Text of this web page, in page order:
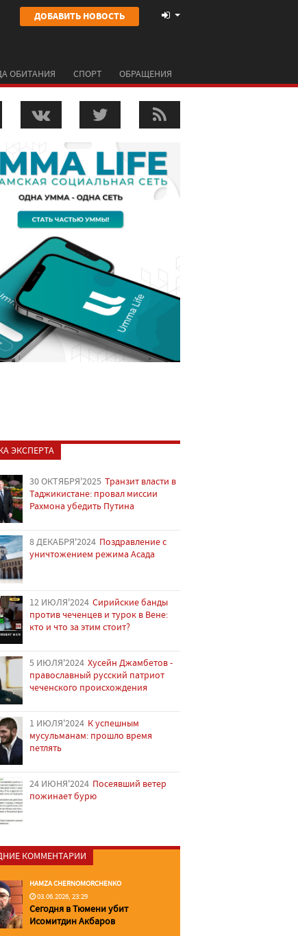
ДОБАВИТЬ НОВОСТЬ
ОБИТАНИЯ СПОРТ ОБРАЩЕНИЯ
ЭКСПЕРТА
30 ОКТЯБРЯ'2025 Транзит власти в
Таджикистане: провал миссии
Рахмона убедить Путина
8 ДЕКАБРЯ'2024 Поздравление с
уничтожением режима Асада
12 ИЮЛЯ'2024 Сирийские банды
против чеченцев и турок в Вене:
кто и что за этим стоит?
5 ИЮЛЯ'2024 Хусейн Джамбетов -
православный русский патриот
чеченского происхождения
1 ИЮЛЯ'2024 К успешным
мусульманам: прошло время
петлять
24 ИЮНЯ'2024 Посеявший ветер
пожинает бурю
КОММЕНТАРИИ
HAMZA CHERNOMORCHENKO
03.06.2026, 23:29
Сегодня в Тюмени убит
Исомитдин Акбаров